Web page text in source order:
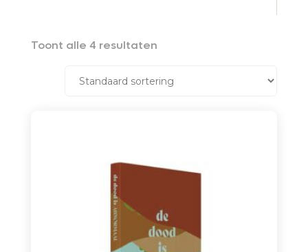
Toont alle 4 resultaten